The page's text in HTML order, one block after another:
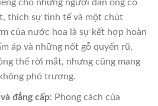
cho những người đàn ông có
thích sự tinh tế và một chút
của nước hoa là sự kết hợp hoàn
áp và những nốt gỗ quyến rũ,
thể rời mắt, nhưng cũng mang
phô trương.
đẳng cấp: Phong cách của